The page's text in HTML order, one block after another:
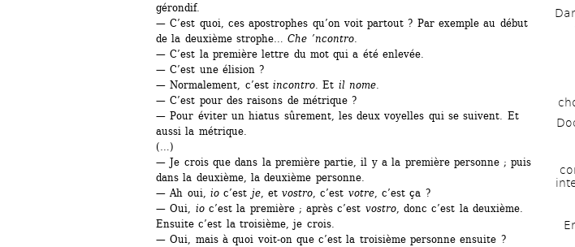
gérondif.
— C’est quoi, ces apostrophes qu’on voit partout ? Par exemple au début
de la deuxième strophe… Che ’ncontro.
— C’est la première lettre du mot qui a été enlevée.
— C’est une élision ?
— Normalement, c’est incontro. Et il nome.
— C’est pour des raisons de métrique ?
— Pour éviter un hiatus sûrement, les deux voyelles qui se suivent. Et
aussi la métrique.
(…)
— Je crois que dans la première partie, il y a la première personne ; puis
dans la deuxième, la deuxième personne.
— Ah oui, ioc’est je, et vostro , c’est votre, c’est ça ?
— Oui, ioc’est la première ; après c’est vostro, donc c’est la deuxième.
Ensuite c’est la troisième, je crois.
— Oui, mais à quoi voit-on que c’est la troisième personne ensuite ?